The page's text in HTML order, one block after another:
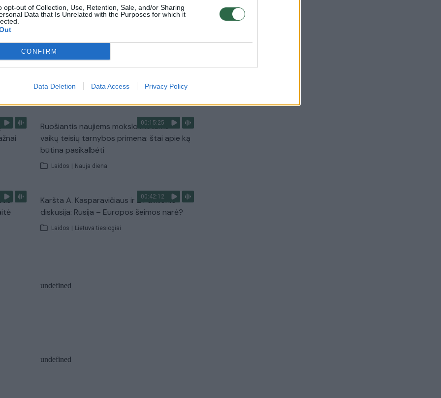
opt-out of Collection, Use, Retention, Sale, and/or Sharing
Data that Is Unrelated with the Purposes for which it
CONFIRM
Data Deletion Data Access Privacy Policy
Aukštaitijos pučiamųjų orkestras
Nyderlanduose apgynė čempionų vardą
Visi įrašai
00:15:25
Ruošiantis naujiems mokslo metams –
vaikų teisių tarnybos primena: štai apie ką
būtina pasikalbėti
Laidos | Nauja diena
00:42:12
Karšta A. Kasparavičiaus ir Ž Pavilionio
diskusija: Rusija – Europos šeimos narė?
Laidos | Lietuva tiesiogiai